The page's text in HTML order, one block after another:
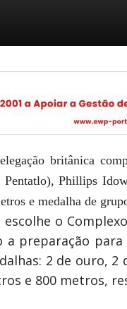
britânica
Phillips
e medalha de
o
preparação
2 de ouro,
e 800 metros,